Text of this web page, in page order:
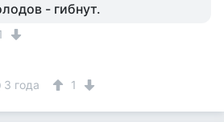
- гибнут.
3 года 1